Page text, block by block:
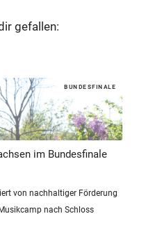
gefallen:
BUNDESFINALE
im Bundesfinale
von nachhaltiger Förderung
nach Schloss